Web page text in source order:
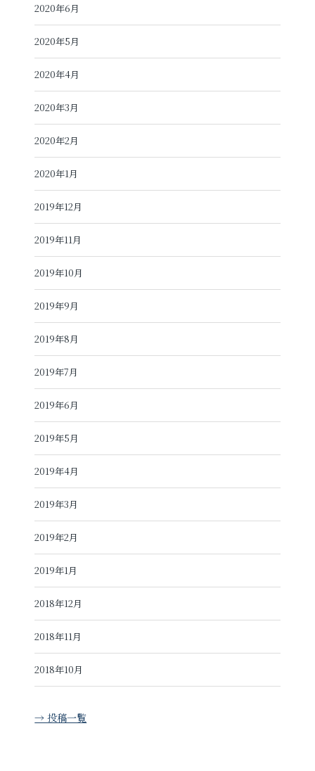
2020年6月
2020年5月
2020年4月
2020年3月
2020年2月
2020年1月
2019年12月
2019年11月
2019年10月
2019年9月
2019年8月
2019年7月
2019年6月
2019年5月
2019年4月
2019年3月
2019年2月
2019年1月
2018年12月
2018年11月
2018年10月
→ 投稿一覧